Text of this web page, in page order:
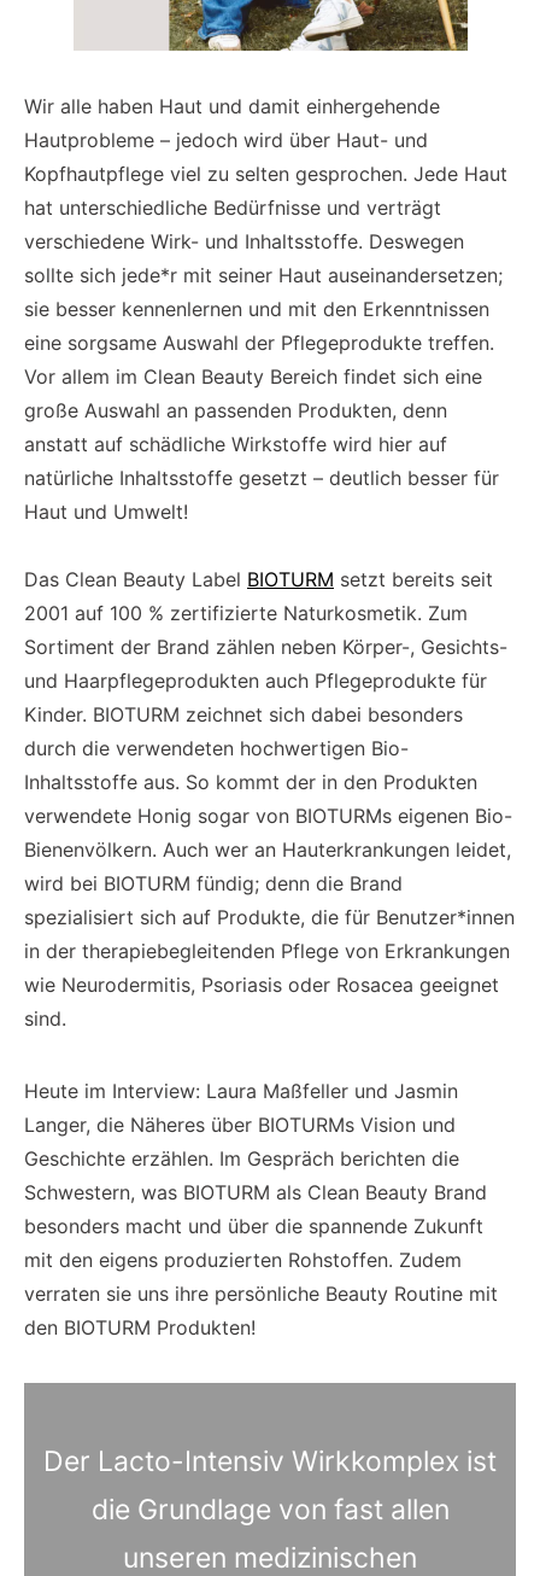
Wir alle haben Haut und damit einhergehende
Hautprobleme – jedoch wird über Haut- und
Kopfhautpflege viel zu selten gesprochen. Jede Haut
hat unterschiedliche Bedürfnisse und verträgt
verschiedene Wirk- und Inhaltsstoffe. Deswegen
sollte sich jede*r mit seiner Haut auseinandersetzen;
sie besser kennenlernen und mit den Erkenntnissen
eine sorgsame Auswahl der Pflegeprodukte treffen.
Vor allem im Clean Beauty Bereich findet sich eine
große Auswahl an passenden Produkten, denn
anstatt auf schädliche Wirkstoffe wird hier auf
natürliche Inhaltsstoffe gesetzt – deutlich besser für
Haut und Umwelt!
Das Clean Beauty Label BIOTURM setzt bereits seit
2001 auf 100 % zertifizierte Naturkosmetik. Zum
Sortiment der Brand zählen neben Körper-, Gesichts-
und Haarpflegeprodukten auch Pflegeprodukte für
Kinder. BIOTURM zeichnet sich dabei besonders
durch die verwendeten hochwertigen Bio-
Inhaltsstoffe aus. So kommt der in den Produkten
verwendete Honig sogar von BIOTURMs eigenen Bio-
Bienenvölkern. Auch wer an Hauterkrankungen leidet,
wird bei BIOTURM fündig; denn die Brand
spezialisiert sich auf Produkte, die für Benutzer*innen
in der therapiebegleitenden Pflege von Erkrankungen
wie Neurodermitis, Psoriasis oder Rosacea geeignet
sind.
Heute im Interview: Laura Maßfeller und Jasmin
Langer, die Näheres über BIOTURMs Vision und
Geschichte erzählen. Im Gespräch berichten die
Schwestern, was BIOTURM als Clean Beauty Brand
besonders macht und über die spannende Zukunft
mit den eigens produzierten Rohstoffen. Zudem
verraten sie uns ihre persönliche Beauty Routine mit
den BIOTURM Produkten!
Der Lacto-Intensiv Wirkkomplex ist
die Grundlage von fast allen
unseren medizinischen